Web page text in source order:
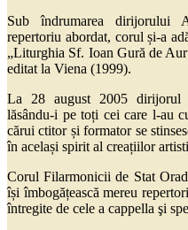
Sub îndrumarea dirijorului
repertoriu abordat, corul și-a
„Liturghia Sf. Ioan Gură de
editat la Viena (1999).
La 28 august 2005 dirijorul
lăsându-i pe toți cei care l-au
cărui ctitor și formator se
în același spirit al creațiilor
Corul Filarmonicii de Stat
își îmbogățească mereu
întregite de cele a cappella şi